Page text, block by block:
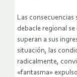
Las consecuencias
debacle regional
superan a sus
situación, las
radicalmente,
«fantasma»